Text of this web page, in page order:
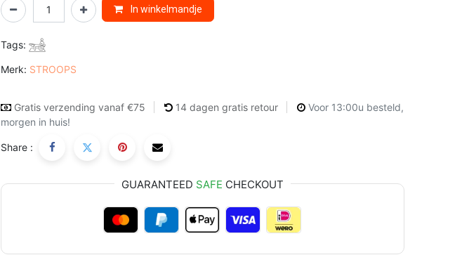
In winkelmandje
Tags:
Merk: STROOPS
Gratis verzending vanaf €75 14 dagen gratis retour
Voor 13:00u besteld,
morgen in huis!
Share :
GUARANTEED SAFE CHECKOUT